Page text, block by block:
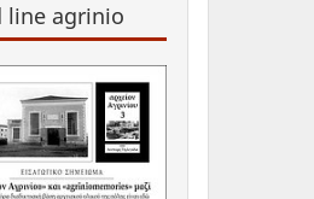
line agrinio